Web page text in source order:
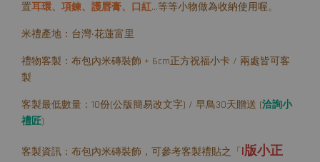
置耳環、項鍊、護唇膏、口紅...等等小物做為收納使用喔。
米禮產地：台灣‧花蓮富里
禮物客製：布包內米磚裝飾 + 6cm正方祝福小卡 / 兩處皆可客
製
客製最低數量：10份(公版簡易改文字) / 早鳥30天贈送 (洽詢小
禮匠)
客製資訊：布包內米磚裝飾，可參考客製禮貼之「 I版小正